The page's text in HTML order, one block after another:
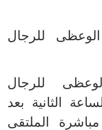
للرجال
للرجال
الثانية بعد
الملتقى